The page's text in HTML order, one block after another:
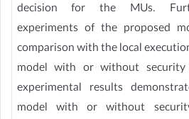
decision for the MUs.
experiments of the proposed
comparison with the local
model with or without
experimental results
model with or without